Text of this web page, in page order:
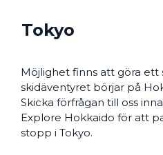
Tokyo
Möjlighet finns att göra ett
skidäventyret börjar på
Skicka förfrågan till oss
Explore Hokkaido för att
stopp i Tokyo.